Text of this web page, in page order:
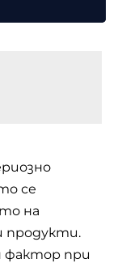
се
на
продукти.
фактор при